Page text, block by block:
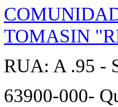
TOMASIN
RUA: A .95 -
63900-000-